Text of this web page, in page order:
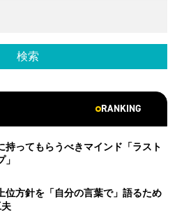
RANKING
持ってもらうべきマインド「ラスト
位方針を「自分の言葉で」語るため